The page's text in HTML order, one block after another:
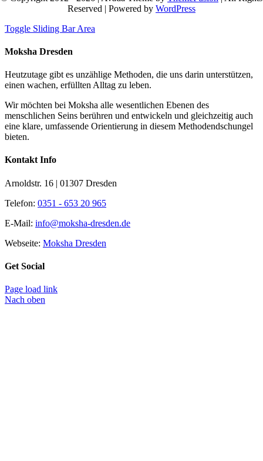
Reserved | Powered by WordPress
Toggle Sliding Bar Area
Moksha Dresden
Heutzutage gibt es unzählige Methoden, die uns darin unterstützen,
einen wachen, erfüllten Alltag zu leben.
Wir möchten bei Moksha alle wesent­lichen Ebenen des
menschlichen Seins berühren und entwickeln und gleichzeitig auch
eine klare, umfassende Orientierung in diesem Methodendschungel
bieten.
Kontakt Info
Arnoldstr. 16 | 01307 Dresden
Telefon: 0351 - 653 20 965
E-Mail: info@moksha-dresden.de
Webseite: Moksha Dresden
Get Social
Page load link
Nach oben